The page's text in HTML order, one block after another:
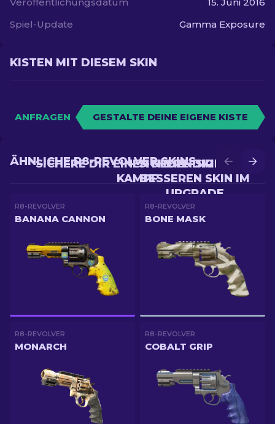
Spiel-Update
Gamma Exposure
KISTEN MIT DIESEM SKIN
ANFRAGEN GESTALTE DEINE EIGENE KISTE
SICHERE DIR EINEN
BESSEREN SKIN IM
UPGRADE
SICHERE DIR EINEN NEUEN SKIN IM
KAMPF
ÄHNLICHE R8-REVOLVER SKINS
R8-REVOLVER
BANANA CANNON
R8-REVOLVER
BONE MASK
R8-REVOLVER
MONARCH
R8-REVOLVER
COBALT GRIP